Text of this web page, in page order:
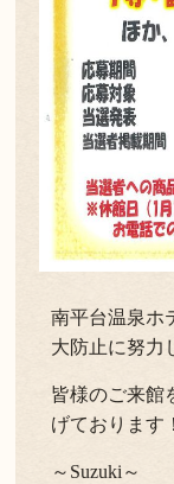
南平台温泉ホ
大防止に努力
皆様のご来館
げております
～Suzuki～